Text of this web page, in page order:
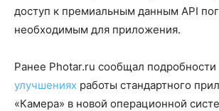
доступ к премиальным данным API
необходимым для приложения.
Ранее Photar.ru сообщал подробности
улучшениях работы стандартного
«Камера» в новой операционной